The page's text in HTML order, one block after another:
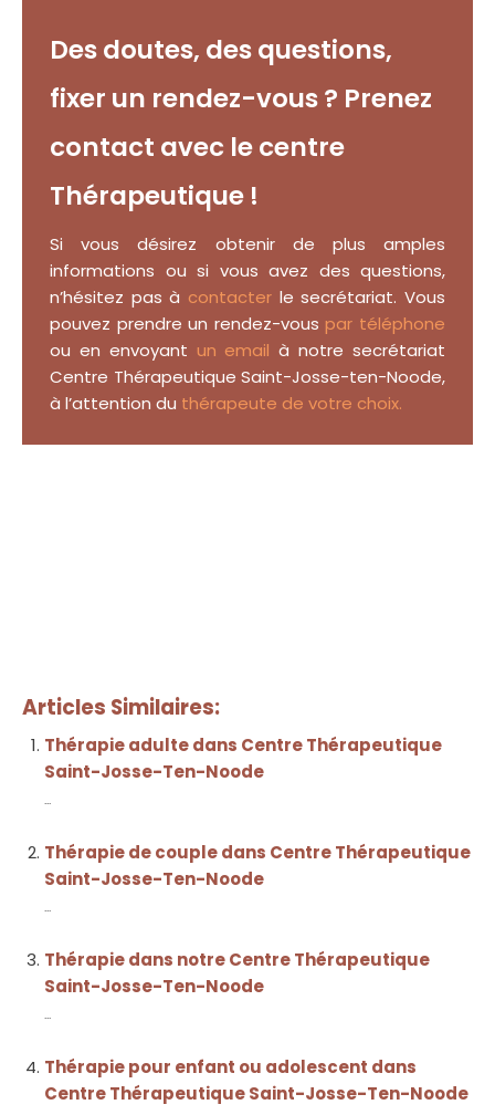
Des doutes, des questions,
fixer un rendez-vous ? Prenez
contact avec le centre
Thérapeutique !
Si vous désirez obtenir de plus amples
informations ou si vous avez des questions,
n’hésitez pas à contacter le secrétariat. Vous
pouvez prendre un rendez-vous par téléphone
ou en envoyant un email à notre secrétariat
Centre Thérapeutique Saint-Josse-ten-Noode,
à l’attention du thérapeute de votre choix.
Articles Similaires:
Thérapie adulte dans Centre Thérapeutique
Saint-Josse-Ten-Noode
...
Thérapie de couple dans Centre Thérapeutique
Saint-Josse-Ten-Noode
...
Thérapie dans notre Centre Thérapeutique
Saint-Josse-Ten-Noode
...
Thérapie pour enfant ou adolescent dans
Centre Thérapeutique Saint-Josse-Ten-Noode